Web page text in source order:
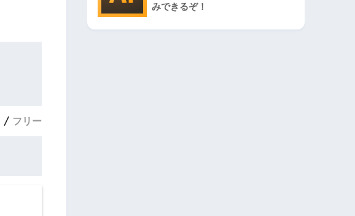
フリー
みできるぞ！